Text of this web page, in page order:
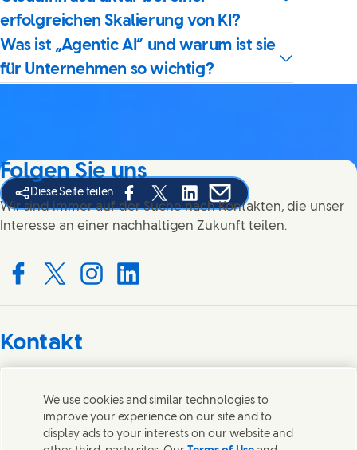
erfolgreichen Skalierung von KI?
Was ist „Agentic AI“ und warum ist sie
für Unternehmen so wichtig?
Diese Seite teilen
Share this page on Facebook
Share this page on X
Share this page on Linked In
Share this page on E-
Folgen Sie uns
Wir sind immer auf der Suche nach Kontakten, die unser
Interesse an einer nachhaltigen Zukunft teilen.
with us on Facebook
Connect with us on X
Connect with us on Instagram
Connect with us on LinkedIn
Kontakt
helfen gerne bei Fragen.
Kontakt
We use cookies and similar technologies to
improve your experience on our site and to
display ads to your interests on our website and